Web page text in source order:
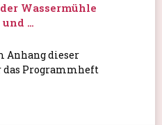
Wassermühle
…
Anhang dieser
Programmheft